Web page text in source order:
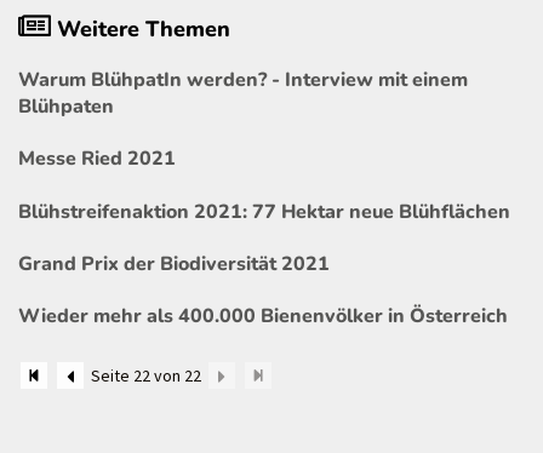
Weitere Themen
Warum BlühpatIn werden? - Interview mit einem
Blühpaten
Messe Ried 2021
Blühstreifenaktion 2021: 77 Hektar neue Blühflächen
Grand Prix der Biodiversität 2021
Wieder mehr als 400.000 Bienenvölker in Österreich
Seite 22 von 22